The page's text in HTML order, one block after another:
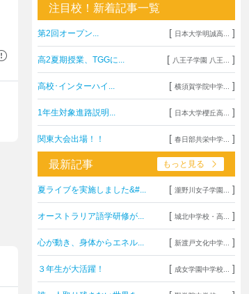
注目校！新着記事一覧
第2回オープン... [ 日本大学明誠高... ]
高2夏期授業、TGGに... [ 八王子学園 八王... ]
高校･インターハイ... [ 横須賀学院中学... ]
1年生対象進路説明... [ 日本大学櫻丘高... ]
関東大会出場！！ [ 春日部共栄中学... ]
最新記事 もっと見る
夏ライブを実施しました&#... [ 瀧野川女子学園... ]
オーストラリア語学研修が... [ 城北中学校・高... ]
心が動き、身体からエネル... [ 新渡戸文化中学... ]
３年生が大活躍！ [ 成女学園中学校... ]